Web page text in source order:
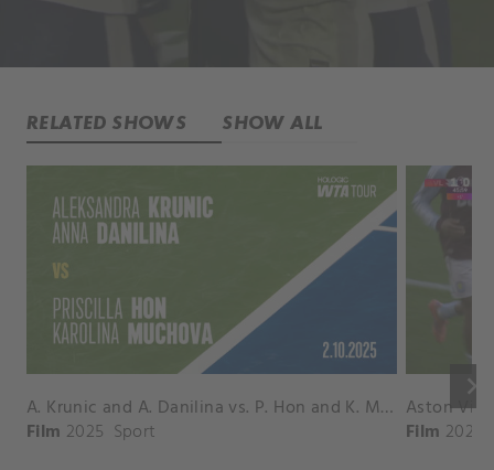
RELATED SHOWS SHOW ALL
keyboard_arrow_right
A. Krunic and A. Danilina vs. P. Hon and K. Muchova Match Highlights - BEIJING_Capital Group Diamond ( October 02, 2025)
Film 2025 Sport Film 2026